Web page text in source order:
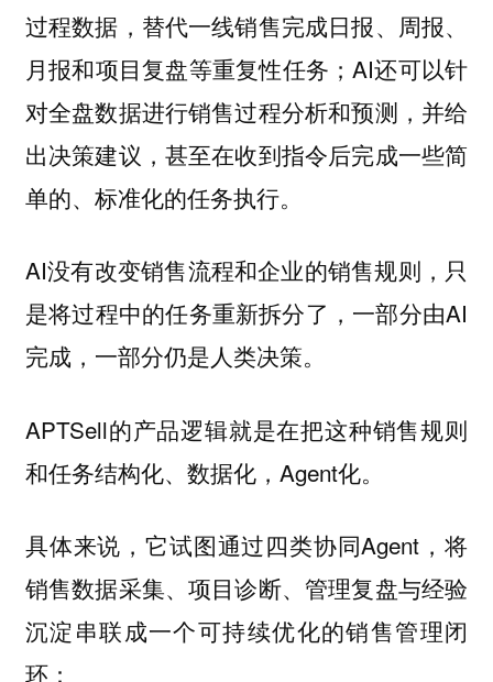
过程数据，替代一线销售完成日报、周报、
月报和项目复盘等重复性任务；AI还可以针
对全盘数据进行销售过程分析和预测，并给
出决策建议，甚至在收到指令后完成一些简
单的、标准化的任务执行。
AI没有改变销售流程和企业的销售规则，只
是将过程中的任务重新拆分了，一部分由AI
完成，一部分仍是人类决策。
APTSell的产品逻辑就是在把这种销售规则
和任务结构化、数据化，Agent化。
具体来说，它试图通过四类协同Agent，将
销售数据采集、项目诊断、管理复盘与经验
沉淀串联成一个可持续优化的销售管理闭
环：